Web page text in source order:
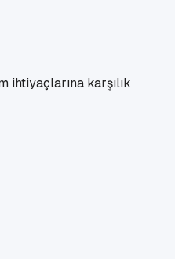
ihtiyaçlarına karşılık